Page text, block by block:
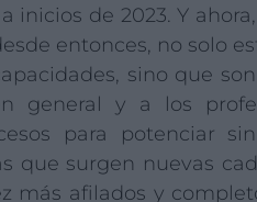
inicios de 2023. Y
entonces, no solo
sino que
general y a los
para potenciar
que surgen nuevas
más afilados y